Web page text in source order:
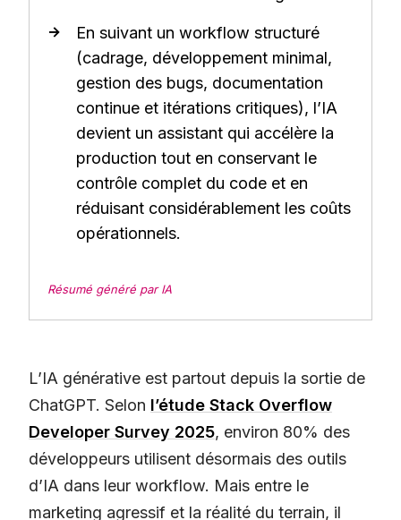
En suivant un workflow structuré
(cadrage, développement minimal,
gestion des bugs, documentation
continue et itérations critiques), l’IA
devient un assistant qui accélère la
production tout en conservant le
contrôle complet du code et en
réduisant considérablement les coûts
opérationnels.
Résumé généré par IA
L’IA générative est partout depuis la sortie de
ChatGPT. Selon l’étude Stack Overflow
Developer Survey 2025, environ 80% des
développeurs utilisent désormais des outils
d’IA dans leur workflow. Mais entre le
marketing agressif et la réalité du terrain, il